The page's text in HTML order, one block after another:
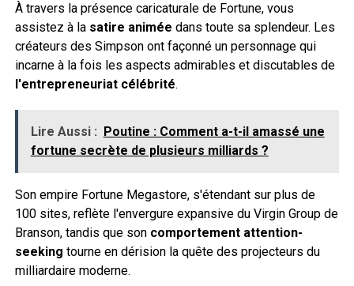
À travers la présence caricaturale de Fortune, vous
assistez à la satire animée dans toute sa splendeur. Les
créateurs des Simpson ont façonné un personnage qui
incarne à la fois les aspects admirables et discutables de
l'entrepreneuriat célébrité.
Lire Aussi : Poutine : Comment a-t-il amassé une
fortune secrète de plusieurs milliards ?
Son empire Fortune Megastore, s'étendant sur plus de
100 sites, reflète l'envergure expansive du Virgin Group de
Branson, tandis que son comportement attention-
seeking tourne en dérision la quête des projecteurs du
milliardaire moderne.